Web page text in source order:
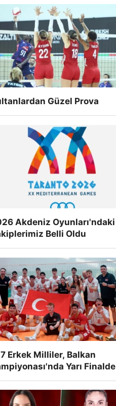
Güzel Prova
Akdeniz Oyunları'ndaki
Belli Oldu
Erkek Milliler, Balkan
Yarı Finalde